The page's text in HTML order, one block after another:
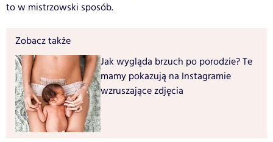
to w mistrzowski sposób.
Zobacz także
Jak wygląda brzuch po porodzie? Te
mamy pokazują na Instagramie
wzruszające zdjęcia